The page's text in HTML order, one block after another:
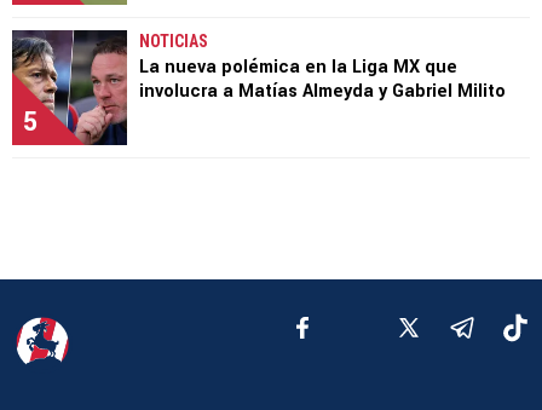
5
NOTICIAS
La nueva polémica en la Liga MX que
involucra a Matías Almeyda y Gabriel Milito